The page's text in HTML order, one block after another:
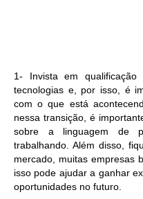
1- Invista em
tecnologias e, por isso, é
com o que está
nessa transição, é
sobre a linguagem de
trabalhando. Além disso,
mercado, muitas empresas
isso pode ajudar a ganhar
oportunidades no futuro.